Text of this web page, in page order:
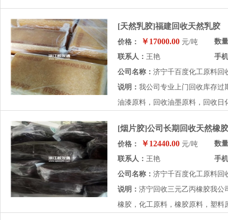
[天然乳胶]福建回收天然乳胶
价格： ￥17000.00 元/吨
数
联系人： 王艳
手
公司名称： 济宁千百度化工原料回
说明： 我公司专业上门回收库存过
油漆原料，回收油墨原料，回收
[烟片胶]公司长期回收天然橡
价格： ￥12440.00 元/吨
数
联系人： 王艳
手
公司名称： 济宁千百度化工原料回
说明： 济宁回收三元乙丙橡胶我公
橡胶，化工原料，橡胶原料，塑